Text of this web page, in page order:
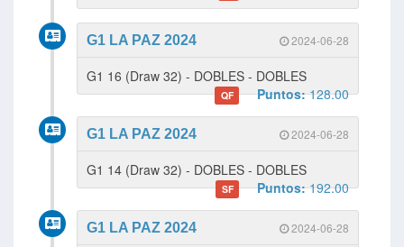
2024-06-28
G1 LA PAZ 2024
G1 16 (Draw 32) - DOBLES - DOBLES
QF Puntos:128.00
2024-06-28
G1 LA PAZ 2024
G1 14 (Draw 32) - DOBLES - DOBLES
SF Puntos:192.00
2024-06-28
G1 LA PAZ 2024